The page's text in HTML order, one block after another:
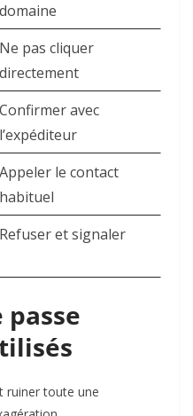
domaine
Ne pas cliquer
directement
Confirmer avec
l’expéditeur
Appeler le contact
habituel
Refuser et signaler
passe
ruiner toute une